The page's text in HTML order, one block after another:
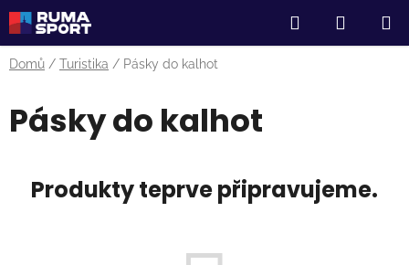
Přejít
na
obsah
Hledat
KOŠÍK
Domů / Turistika / Pásky do kalhot
Pásky do kalhot
Produkty teprve připravujeme.